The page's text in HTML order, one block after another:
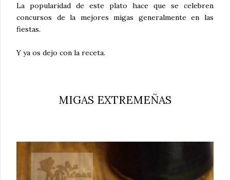
La popularidad de este plato hace que se celebren
concursos de la mejores migas generalmente en las
fiestas.
Y ya os dejo con la receta.
MIGAS EXTREMEÑAS